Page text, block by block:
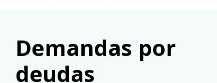
Demandas por
deudas